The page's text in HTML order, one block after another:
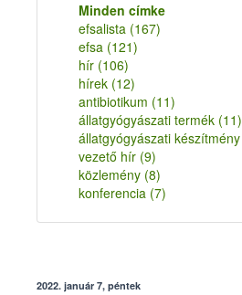
Minden címke
efsalista (167)
efsa (121)
hír (106)
hírek (12)
antibiotikum (11)
állatgyógyászati termék (11)
állatgyógyászati készítmény
vezető hír (9)
közlemény (8)
konferencia (7)
2022. január 7, péntek